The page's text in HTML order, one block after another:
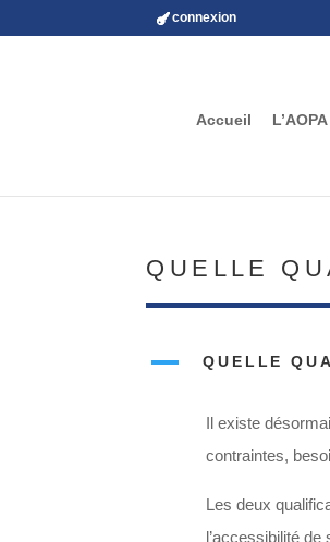
connexion
Accueil
QUELLE
A QUELLE
Il existe
contraintes,
Les deux
l’accessibilité